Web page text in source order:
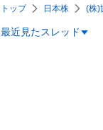
トップ 日本株 (株)
最近見たスレッド